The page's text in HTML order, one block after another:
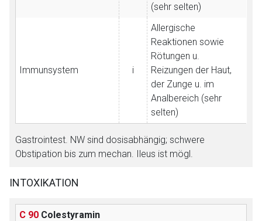
(sehr selten)
Immunsystem i
Allergische
Reaktionen sowie
Rötungen u.
Reizungen der Haut,
der Zunge u. im
Analbereich (sehr
selten)
Gastrointest. NW sind dosisabhängig; schwere
Obstipation bis zum mechan. Ileus ist mögl.
INTOXIKATION
C 90 Colestyramin